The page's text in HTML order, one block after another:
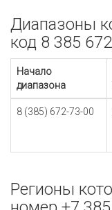
Диапазоны
код 8 385
Начало
диапазона
8 (385) 672-73-00
Регионы